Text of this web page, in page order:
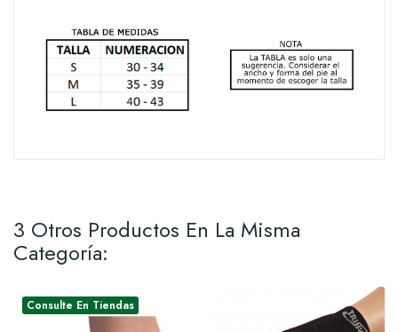
3 Otros Productos En La Misma
Categoría:
Consulte En Tiendas